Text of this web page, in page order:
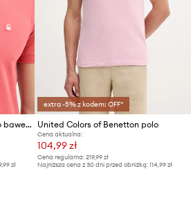
United Colors of Benetton polo bawełniane
zł
extra -5% z kodem: OFF*
United Colors of Benetton polo
Cena aktualna:
104,99 zł
Cena regularna: 219,99 zł
Najniższa cena z 30 dni przed obniżką: 114,99 zł